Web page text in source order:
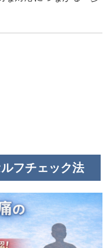
フチェック法